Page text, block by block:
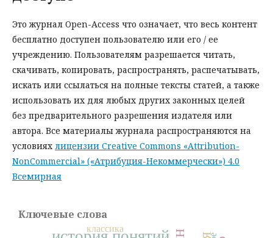
Это журнал Open-Access что означает, что весь контент
бесплатно доступен пользователю или его / ее
учреждению. Пользователям разрешается читать,
скачивать, копировать, распространять, распечатывать,
искать или ссылаться на полные тексты статей, а также
использовать их для любых других законных целей
без предварительного разрешения издателя или
автора. Все материалы журнала распространяются на
условиях лицензии Creative Commons «Attribution-
NonCommercial» («Атрибуция-Некоммерчески») 4.0
Всемирная
Ключевые слова
классика